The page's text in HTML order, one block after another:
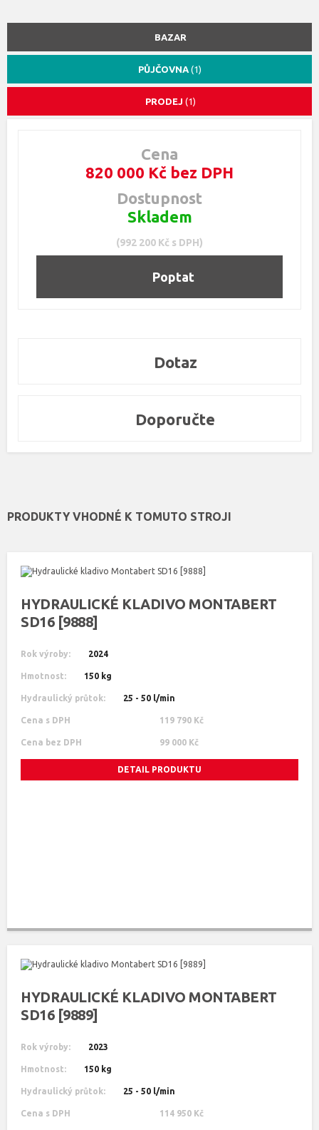
BAZAR
PŮJČOVNA (1)
PRODEJ (1)
Cena
820 000 Kč bez DPH
Dostupnost
Skladem
(992 200 Kč s DPH)
Poptat
Dotaz
Doporučte
PRODUKTY VHODNÉ K TOMUTO STROJI
HYDRAULICKÉ KLADIVO MONTABERT
SD16 [9888]
Rok výroby: 2024
Hmotnost: 150 kg
Hydraulický průtok: 25 - 50 l/min
Cena s DPH 119 790 Kč
Cena bez DPH 99 000 Kč
DETAIL PRODUKTU
HYDRAULICKÉ KLADIVO MONTABERT
SD16 [9889]
Rok výroby: 2023
Hmotnost: 150 kg
Hydraulický průtok: 25 - 50 l/min
Cena s DPH 114 950 Kč